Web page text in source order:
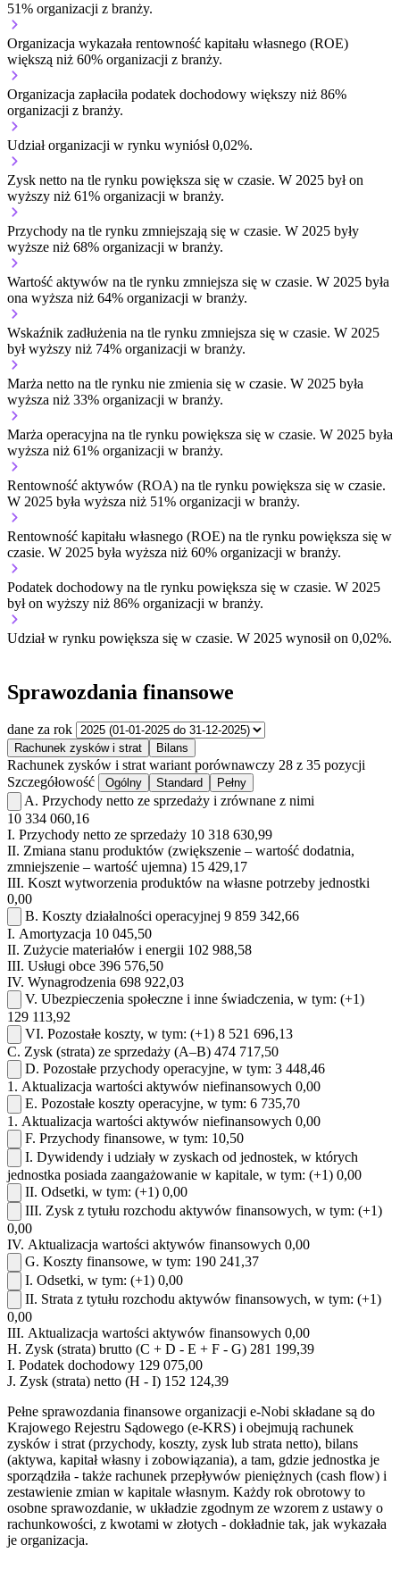
51% organizacji z branży.
Organizacja wykazała rentowność kapitału własnego (ROE)
większą niż 60% organizacji z branży.
Organizacja zapłaciła podatek dochodowy większy niż 86%
organizacji z branży.
Udział organizacji w rynku wyniósł 0,02%.
Zysk netto na tle rynku powiększa się w czasie. W 2025 był on
wyższy niż 61% organizacji w branży.
Przychody na tle rynku zmniejszają się w czasie. W 2025 były
wyższe niż 68% organizacji w branży.
Wartość aktywów na tle rynku zmniejsza się w czasie. W 2025 była
ona wyższa niż 64% organizacji w branży.
Wskaźnik zadłużenia na tle rynku zmniejsza się w czasie. W 2025
był wyższy niż 74% organizacji w branży.
Marża netto na tle rynku nie zmienia się w czasie. W 2025 była
wyższa niż 33% organizacji w branży.
Marża operacyjna na tle rynku powiększa się w czasie. W 2025 była
wyższa niż 61% organizacji w branży.
Rentowność aktywów (ROA) na tle rynku powiększa się w czasie.
W 2025 była wyższa niż 51% organizacji w branży.
Rentowność kapitału własnego (ROE) na tle rynku powiększa się w
czasie. W 2025 była wyższa niż 60% organizacji w branży.
Podatek dochodowy na tle rynku powiększa się w czasie. W 2025
był on wyższy niż 86% organizacji w branży.
Udział w rynku powiększa się w czasie. W 2025 wynosił on 0,02%.
Sprawozdania finansowe
dane za rok
Rachunek zysków i strat Bilans
Rachunek zysków i strat wariant porównawczy 28 z 35 pozycji
Szczegółowość
Ogólny Standard Pełny
A. Przychody netto ze sprzedaży i zrównane z nimi
10 334 060,16
I. Przychody netto ze sprzedaży 10 318 630,99
II. Zmiana stanu produktów (zwiększenie – wartość dodatnia,
zmniejszenie – wartość ujemna) 15 429,17
III. Koszt wytworzenia produktów na własne potrzeby jednostki
0,00
B. Koszty działalności operacyjnej 9 859 342,66
I. Amortyzacja 10 045,50
II. Zużycie materiałów i energii 102 988,58
III. Usługi obce 396 576,50
IV. Wynagrodzenia 698 922,03
V. Ubezpieczenia społeczne i inne świadczenia, w tym: (+1)
129 113,92
VI. Pozostałe koszty, w tym: (+1) 8 521 696,13
C. Zysk (strata) ze sprzedaży (A–B) 474 717,50
D. Pozostałe przychody operacyjne, w tym: 3 448,46
1. Aktualizacja wartości aktywów niefinansowych 0,00
E. Pozostałe koszty operacyjne, w tym: 6 735,70
1. Aktualizacja wartości aktywów niefinansowych 0,00
F. Przychody finansowe, w tym: 10,50
I. Dywidendy i udziały w zyskach od jednostek, w których
jednostka posiada zaangażowanie w kapitale, w tym: (+1) 0,00
II. Odsetki, w tym: (+1) 0,00
III. Zysk z tytułu rozchodu aktywów finansowych, w tym: (+1)
0,00
IV. Aktualizacja wartości aktywów finansowych 0,00
G. Koszty finansowe, w tym: 190 241,37
I. Odsetki, w tym: (+1) 0,00
II. Strata z tytułu rozchodu aktywów finansowych, w tym: (+1)
0,00
III. Aktualizacja wartości aktywów finansowych 0,00
H. Zysk (strata) brutto (C + D - E + F - G) 281 199,39
I. Podatek dochodowy 129 075,00
J. Zysk (strata) netto (H - I) 152 124,39
Pełne sprawozdania finansowe organizacji e-Nobi składane są do
Krajowego Rejestru Sądowego (e-KRS) i obejmują rachunek
zysków i strat (przychody, koszty, zysk lub strata netto), bilans
(aktywa, kapitał własny i zobowiązania), a tam, gdzie jednostka je
sporządziła - także rachunek przepływów pieniężnych (cash flow) i
zestawienie zmian w kapitale własnym. Każdy rok obrotowy to
osobne sprawozdanie, w układzie zgodnym ze wzorem z ustawy o
rachunkowości, z kwotami w złotych - dokładnie tak, jak wykazała
je organizacja.